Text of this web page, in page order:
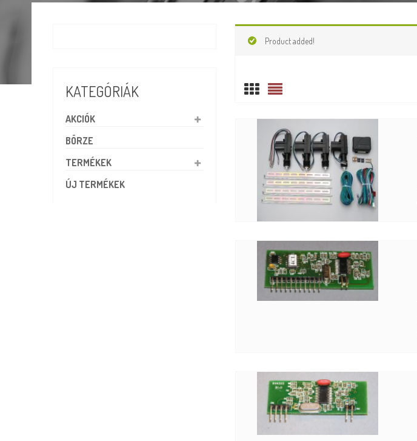
KATEGÓRIÁK
AKCIÓK
BÖRZE
TERMÉKEK
ÚJ TERMÉKEK
Product added!